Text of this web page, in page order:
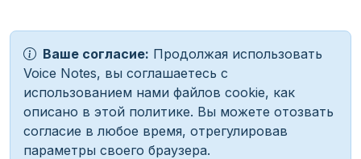
Ваше согласие: Продолжая использовать
Voice Notes, вы соглашаетесь с
использованием нами файлов cookie, как
описано в этой политике. Вы можете отозвать
согласие в любое время, отрегулировав
параметры своего браузера.